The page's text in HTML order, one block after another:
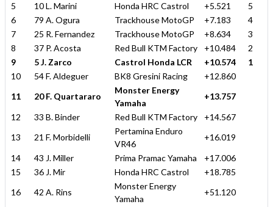
5
10 L. Marini Honda HRC Castrol +5.521
5
6
79 A. Ogura Trackhouse MotoGP +7.183
4
7
25 R. Fernandez Trackhouse MotoGP +8.634
3
8
37 P. Acosta Red Bull KTM Factory +10.484
2
9
5 J. Zarco Castrol Honda LCR +10.574
1
10
54 F. Aldeguer BK8 Gresini Racing
+12.860
11
20 F. Quartararo
Monster Energy
Yamaha
+13.757
12
33 B. Binder Red Bull KTM Factory
+14.567
13
21 F. Morbidelli
Pertamina Enduro
VR46
+16.019
14
43 J. Miller Prima Pramac Yamaha
+17.006
15
36 J. Mir Honda HRC Castrol
+18.785
16
42 A. Rins
Monster Energy
Yamaha
+51.120